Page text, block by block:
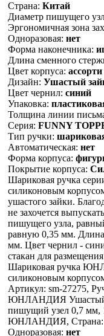
Страна: Китай
Диаметр пишущего
Эргономичная зона
Одноразовая: нет
Форма наконечника:
Длина сменного
Цвет корпуса: ассорти
Дизайн: Ушастый
Цвет чернил: синий
Упаковка:
Толщина линии
Серия: FUNNY
Тип ручки:
Автоматическая: нет
Форма корпуса:
Покрытие корпуса:
Шариковая ручка
силиконовым
ушастого зайки.
не захочется
пишущего узла,
равную 0,35 мм. Длина
мм. Цвет чернил -
стакан для
Шариковая ручка
силиконовым
Артикул: sm-27275,
ЮНЛАНДИЯ Ушастый
пишущий узел 0,7
ЮНЛАНДИЯ, Страна:
Одноразовая: нет